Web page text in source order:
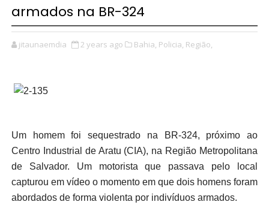
armados na BR-324
jitaunaemdia 2 years ago Bahia, Policia, Região,
Um homem foi sequestrado na BR-324, próximo ao
Centro Industrial de Aratu (CIA), na Região Metropolitana
de Salvador. Um motorista que passava pelo local
capturou em vídeo o momento em que dois homens foram
abordados de forma violenta por indivíduos armados.